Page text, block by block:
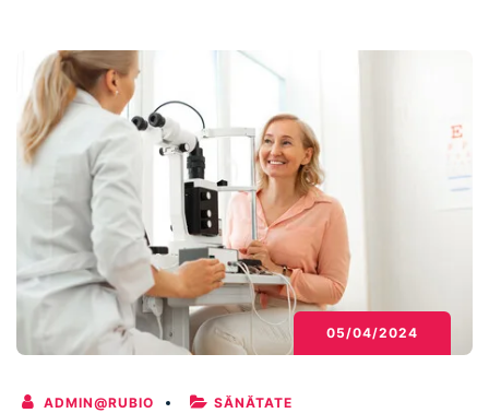
în
Arad
un
nou
computer
tomograf
de
înaltă
precizie
05/04/2024
ADMIN@RUBIO SĂNĂTATE